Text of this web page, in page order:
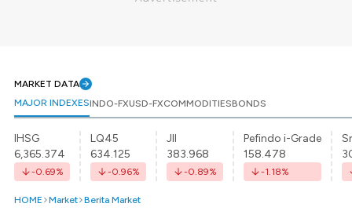
MARKET DATA
MAJOR INDEXESINDO-FXUSD-FXCOMMODITIESBONDS
IHSG
6,365.374
-0.69%
LQ45
634.125
-0.96%
JII
383.968
-0.89%
Pefindo i-Grade
158.478
-1.18%
HOME Market Berita Market